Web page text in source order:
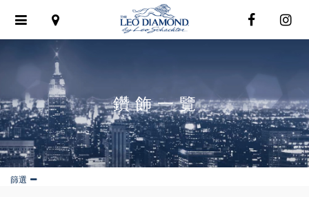
navigation
鑽飾一覽
篩選